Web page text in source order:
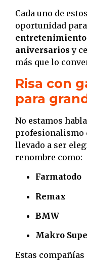
Cada uno de
oportunidad
aniversarios y
más que lo
Risa con
para
No estamos
profesionalismo
llevado a ser
renombre como:
Farmatodo
Remax
BMW
Makro
Estas